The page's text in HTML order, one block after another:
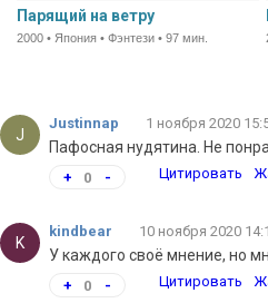
Парящий на ветру
2000 • Япония • Фэнтези • 97 мин.
J
Justinnap 1 ноября 2020
Пафосная нудятина. Не
+ 0 - Цитировать
K
kindbear 10 ноября 2020
У каждого своё мнение, но
+ 0 - Цитировать